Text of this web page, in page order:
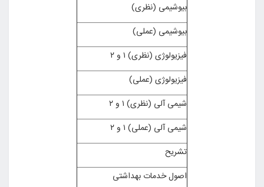
بیوشیمی (نظری)
بیوشیمی (عملی)
فیزیولوژی (نظری) ۱ و ۲
فیزیولوژی (عملی)
شیمی آلی (نظری) ۱ و ۲
شیمی آلی (عملی) ۱ و ۲
تشریح
اصول خدمات بهداشتی